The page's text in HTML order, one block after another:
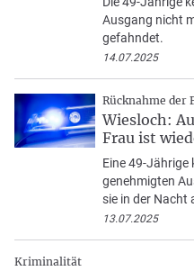
Ausgang nicht
gefahndet.
14.07.2025
Rücknahme der
Wiesloch:
Frau ist
Eine 49-Jährige
genehmigten
sie in der
13.07.2025
Kriminalität